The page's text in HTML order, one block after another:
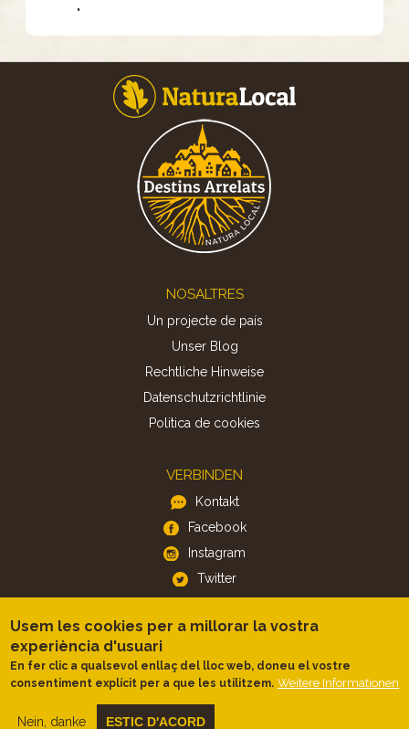
"
NOSALTRES
Un projecte de país
Unser Blog
Rechtliche Hinweise
Datenschutzrichtlinie
Politica de cookies
VERBINDEN
Kontakt
Facebook
Instagram
Twitter
APP
Android
Usem les cookies per a millorar la vostra
experiència d'usuari
En fer clic a qualsevol enllaç del lloc web, doneu el vostre
consentiment explícit per a que les utilitzem. Weitere Informationen
Nein, danke ESTIC D'ACORD